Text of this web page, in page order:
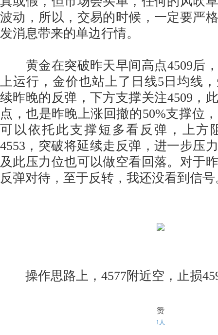
波动，所以，交易的时候，一定要严
发消息带来的单边行情。
黄金在突破昨天早间高点4509后
上运行，金价也站上了日线5日均线
续昨晚的反弹，下方支撑关注4509，
点，也是昨晚上涨回撤的50%支撑位
可以依托此支撑短多看反弹，上方
4553，突破将延续走反弹，进一步压
及此压力位也可以做空看回落。对于
反弹对待，至于反转，我还没看到信号
操作思路上，4577附近空，止损
赞
1人